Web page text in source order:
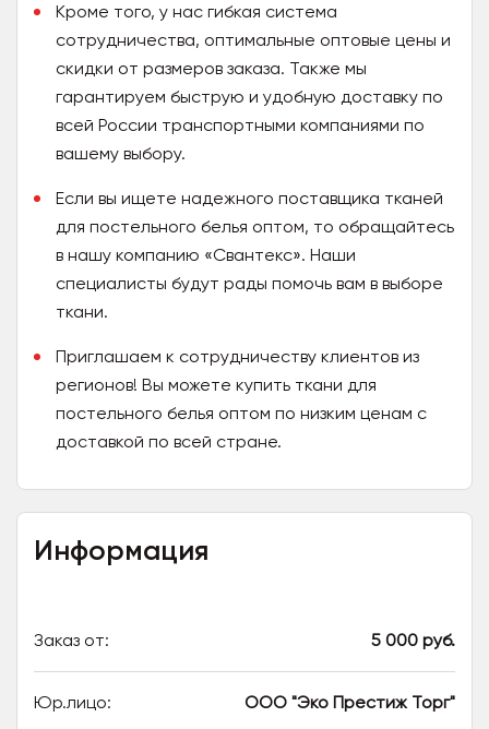
Кроме того, у нас гибкая система
сотрудничества, оптимальные оптовые цены и
скидки от размеров заказа. Также мы
гарантируем быструю и удобную доставку по
всей России транспортными компаниями по
вашему выбору.
Если вы ищете надежного поставщика тканей
для постельного белья оптом, то обращайтесь
в нашу компанию «Свантекс». Наши
специалисты будут рады помочь вам в выборе
ткани.
Приглашаем к сотрудничеству клиентов из
регионов! Вы можете купить ткани для
постельного белья оптом по низким ценам с
доставкой по всей стране.
Информация
Заказ от: 5 000 руб.
Юр.лицо: ООО "Эко Престиж Торг"